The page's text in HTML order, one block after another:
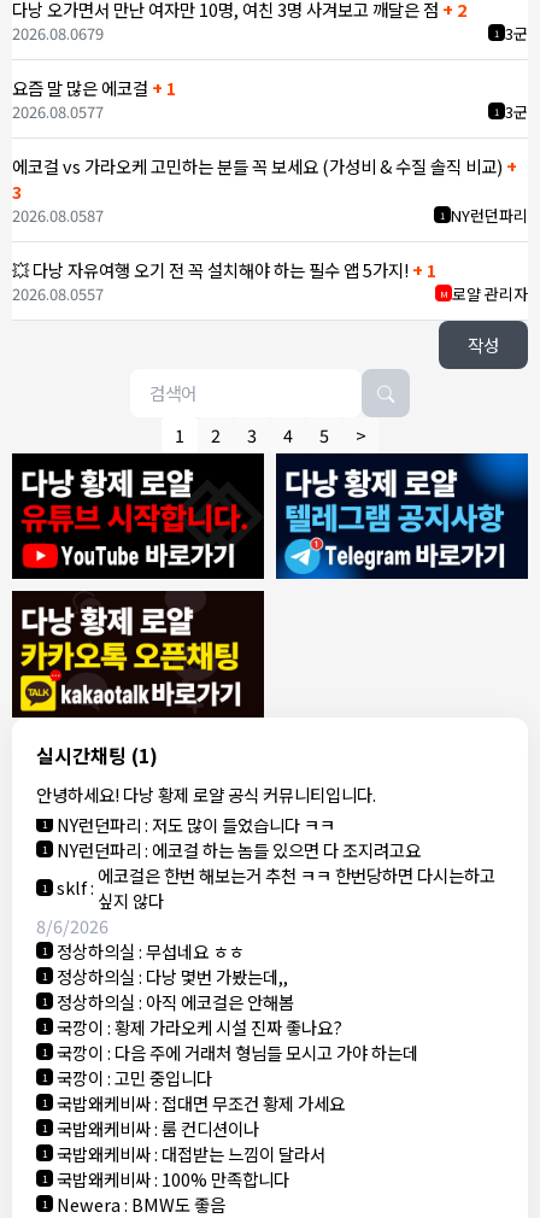
실시간채팅 (1)
안녕하세요! 다낭 황제 로얄 공식 커뮤니티입니다.
8/4/2026
1 모기한테물림:여기도 문의해보면 바로 알려줌
1 모기한테물림:정찰가보다 쌀수 없음
1 결혼안해:ㄹㅇ 팩트 ㅋㅋㅋㅋ
결혼안해:ㄹㅇ 팩트 ㅋㅋㅋㅋ
8/5/2026
NY런던파리 :다낭 에코걸 여기서 예약 가능한가요?
1 3군:에코걸 좀 조심 하는게 좋음
1 NY런던파리:저도 많이 들었습니다 ㅋㅋ
1 NY런던파리: 에코걸 하는 놈들 있으면 다 조지려고요
1 sklf: 에코걸은 한번 해보는거 추천 ㅋㅋ 한번당하면 다시는하고
싶지 않다
8/6/2026
1 정상하의실:무섭네요 ㅎㅎ
1 정상하의실: 다낭 몇번 가봤는데,,
1 정상하의실: 아직 에코걸은 안해봄
1 국깡이:황제 가라오케 시설 진짜 좋나요?
1 국깡이: 다음 주에 거래처 형님들 모시고 가야 하는데
1 국깡이:고민 중입니다
1 국밥왜케비싸: 접대면 무조건 황제 가세요
1 국밥왜케비싸:룸 컨디션이나
1 국밥왜케비싸: 대접받는 느낌이 달라서
1 국밥왜케비싸: 100% 만족합니다
1 Newera: BMW도 좋음
다낭 오가면서 만난 여자만 10명, 여친 3명 사겨보고 깨달은 점 + 2
1 3군
2026.08.0679
요즘 말 많은 에코걸 + 1
1 3군
2026.08.0577
에코걸 vs 가라오케 고민하는 분들 꼭 보세요 (가성비 & 수질 솔직 비교) +
3
1 NY런던파리
2026.08.0587
💥 다낭 자유여행 오기 전 꼭 설치해야 하는 필수 앱 5가지! + 1
M 로얄 관리자
2026.08.0557
작성
1 2 3 4 5 >